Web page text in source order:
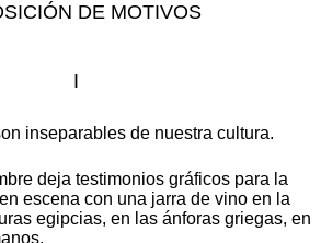
DE MOTIVOS
I
inseparables de nuestra cultura.
deja testimonios gráficos para la
escena con una jarra de vino en la
egipcias, en las ánforas griegas, en